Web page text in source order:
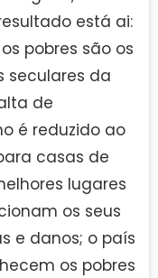
está ai:
pobres são os
seculares da
de
é reduzido ao
casas de
lugares
os seus
e danos; o país
os pobres